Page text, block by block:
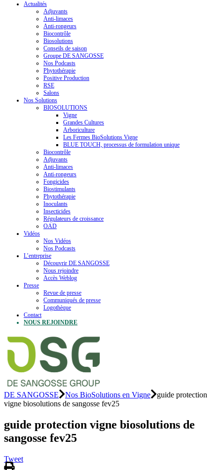
Actualités
Adjuvants
Anti-limaces
Anti-rongeurs
Biocontrôle
Biosolutions
Conseils de saison
Groupe DE SANGOSSE
Nos Podcasts
Phytothérapie
Positive Production
RSE
Salons
Nos Solutions
BIOSOLUTIONS
Vigne
Grandes Cultures
Arboriculture
Les Fermes BioSolutions Vigne
BLUE TOUCH, processus de formulation unique
Biocontrôle
Adjuvants
Anti-limaces
Anti-rongeurs
Fongicides
Biostimulants
Phytothérapie
Inoculants
Insecticides
Régulateurs de croissance
OAD
Vidéos
Nos Vidéos
Nos Podcasts
L’entreprise
Découvrir DE SANGOSSE
Nous rejoindre
Accès Weblog
Presse
Revue de presse
Communiqués de presse
Logothèque
Contact
NOUS REJOINDRE
DE SANGOSSE Nos BioSolutions en Vigne
guide protection
vigne biosolutions de sangosse fev25
guide protection vigne biosolutions de
sangosse fev25
Tweet